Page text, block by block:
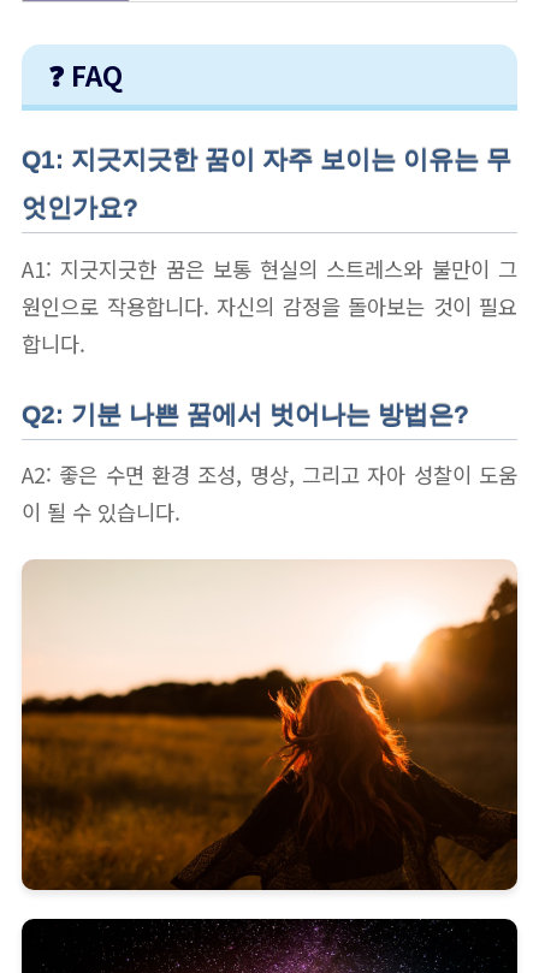
❓ FAQ
Q1: 지긋지긋한 꿈이 자주 보이는 이유는 무
엇인가요?
A1: 지긋지긋한 꿈은 보통 현실의 스트레스와 불만이 그
원인으로 작용합니다. 자신의 감정을 돌아보는 것이 필요
합니다.
Q2: 기분 나쁜 꿈에서 벗어나는 방법은?
A2: 좋은 수면 환경 조성, 명상, 그리고 자아 성찰이 도움
이 될 수 있습니다.